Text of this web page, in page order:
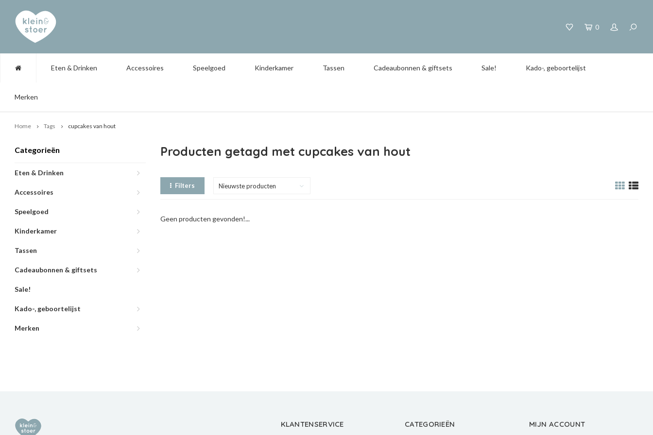
0
Eten & Drinken Accessoires Speelgoed Kinderkamer Tassen Cadeaubonnen & giftsets Sale! Kado-, geboortelijst
Merken
Home Tags cupcakes van hout
Categorieën
Eten & Drinken
Accessoires
Speelgoed
Kinderkamer
Tassen
Cadeaubonnen & giftsets
Sale!
Kado-, geboortelijst
Merken
Producten getagd met cupcakes van hout
Filters Nieuwste producten
Geen producten gevonden!...
KLANTENSERVICE CATEGORIEËN MIJN ACCOUNT